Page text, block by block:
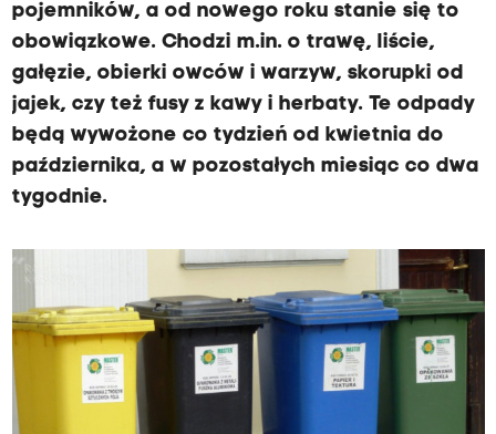
pojemników, a od nowego roku stanie się to
obowiązkowe. Chodzi m.in. o trawę, liście,
gałęzie, obierki owców i warzyw, skorupki od
jajek, czy też fusy z kawy i herbaty. Te odpady
będą wywożone co tydzień od kwietnia do
października, a w pozostałych miesiąc co dwa
tygodnie.